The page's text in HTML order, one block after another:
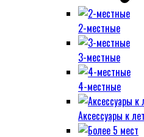
2-местные
3-местные
4-местные
Аксессуары к